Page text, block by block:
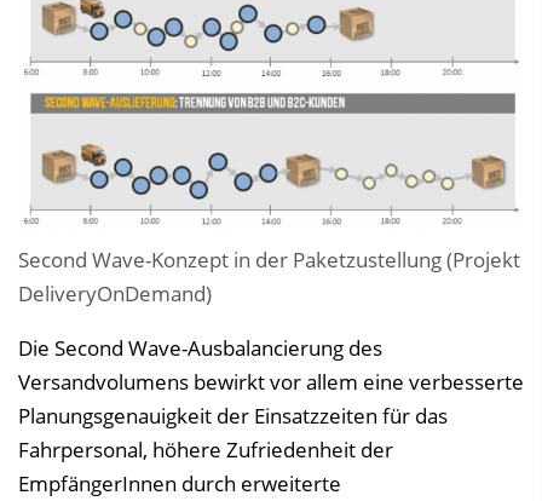
Second Wave-Konzept in der Paketzustellung (Projekt
DeliveryOnDemand)
Die Second Wave-Ausbalancierung des
Versandvolumens bewirkt vor allem eine verbesserte
Planungsgenauigkeit der Einsatzzeiten für das
Fahrpersonal, höhere Zufriedenheit der
EmpfängerInnen durch erweiterte